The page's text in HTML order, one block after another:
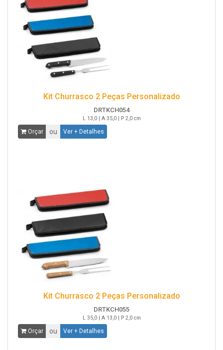
Kit Churrasco 2 Peças Personalizado
DRTKCH054
L 13,0 | A 35,0 | P 2,0 cm
Orçar ou Ver + Detalhes
Kit Churrasco 2 Peças Personalizado
DRTKCH055
L 35,0 | A 13,0 | P 2,0 cm
Orçar ou Ver + Detalhes